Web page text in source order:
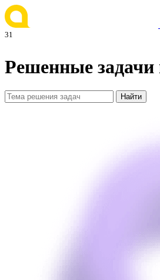
31
Решенные задачи
Найти